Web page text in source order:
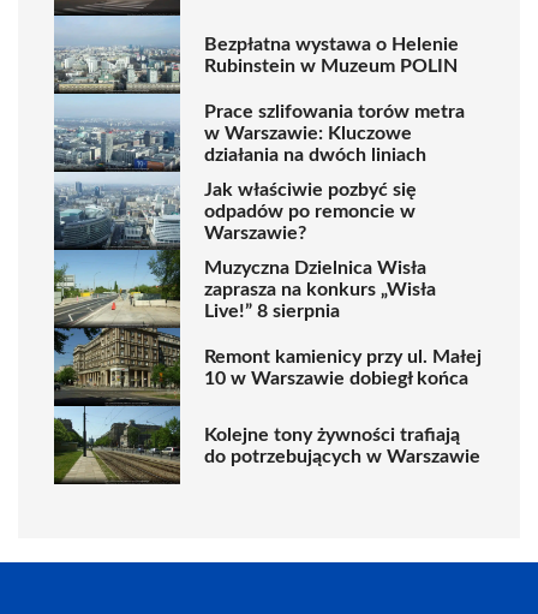
Bezpłatna wystawa o Helenie
Rubinstein w Muzeum POLIN
Prace szlifowania torów metra
w Warszawie: Kluczowe
działania na dwóch liniach
Jak właściwie pozbyć się
odpadów po remoncie w
Warszawie?
Muzyczna Dzielnica Wisła
zaprasza na konkurs „Wisła
Live!” 8 sierpnia
Remont kamienicy przy ul. Małej
10 w Warszawie dobiegł końca
Kolejne tony żywności trafiają
do potrzebujących w Warszawie